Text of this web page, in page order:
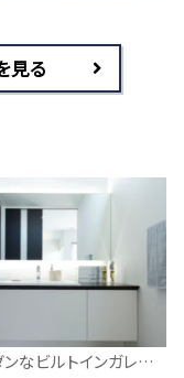
見る
シンプルモダンなビルトインガレージハウス